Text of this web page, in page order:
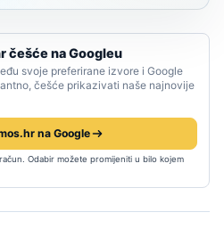
češće na Googleu
svoje preferirane izvore i Google
češće prikazivati naše najnovije
na Google
Odabir možete promijeniti u bilo kojem